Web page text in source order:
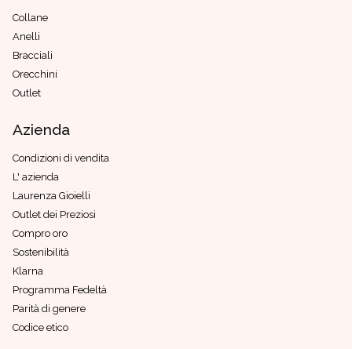
Collane
Anelli
Bracciali
Orecchini
Outlet
Azienda
Condizioni di vendita
L' azienda
Laurenza Gioielli
Outlet dei Preziosi
Compro oro
Sostenibilità
Klarna
Programma Fedeltà
Parità di genere
Codice etico